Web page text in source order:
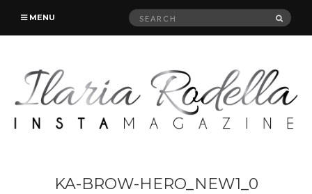
MENU
Search
KA-BROW-HERO_NEW1_0